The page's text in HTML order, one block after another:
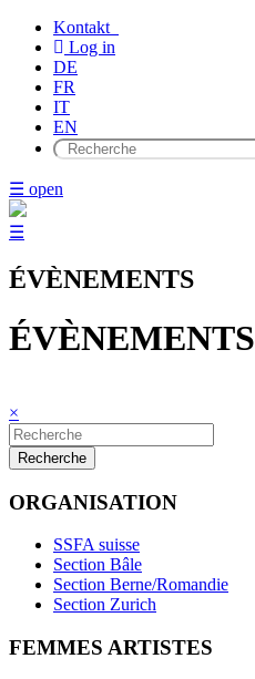
Kontakt
Log in
DE
FR
IT
EN
☰ open
☰
ÉVÈNEMENTS
ÉVÈNEMENTS
×
Recherche
ORGANISATION
SSFA suisse
Section Bâle
Section Berne/Romandie
Section Zurich
FEMMES ARTISTES